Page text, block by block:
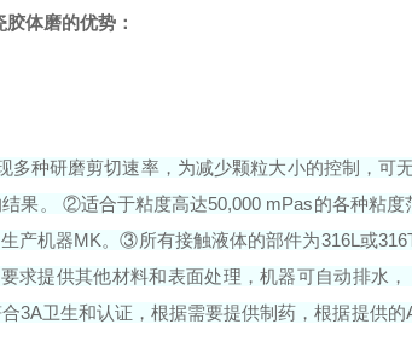
胶体磨的优势 ：
种研磨剪切速率，为减少颗粒大小的控制，可
果。 ②适合于粘度高达50,000 mPas的各种粘度
产机器MK。③所有接触液体的部件为316L或
求提供其他材料和表面处理，机器可自动排水
3A卫生和认证，根据需要提供制药，根据提供的